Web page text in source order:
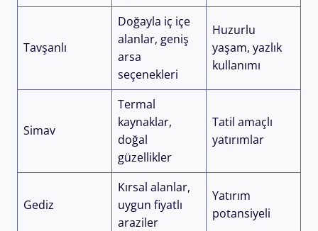
Tavşanlı
Doğayla iç içe
alanlar, geniş
arsa
seçenekleri
Huzurlu
yaşam, yazlık
kullanımı
Simav
Termal
kaynaklar,
doğal
güzellikler
Tatil amaçlı
yatırımlar
Gediz
Kırsal alanlar,
uygun fiyatlı
araziler
Yatırım
potansiyeli